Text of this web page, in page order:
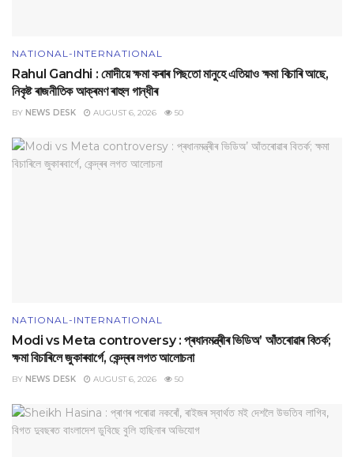
NATIONAL-INTERNATIONAL
Rahul Gandhi : মোদীয়ে ক্ষমা কৰাৰ পিছতো মানুহে এতিয়াও ক্ষমা বিচাৰি আছে,
নিকৃষ্ট ৰাজনীতিক আক্ৰমণ ৰাহুল গান্ধীৰ
BY NEWS DESK AUGUST 6, 2026 50
NATIONAL-INTERNATIONAL
Modi vs Meta controversy : প্ৰধানমন্ত্ৰীৰ ভিডিঅ’ আঁতৰোৱাৰ বিতৰ্ক;
ক্ষমা বিচাৰিলে জুকাৰবাৰ্গে, কেন্দ্ৰৰ লগত আলোচনা
BY NEWS DESK AUGUST 6, 2026 50